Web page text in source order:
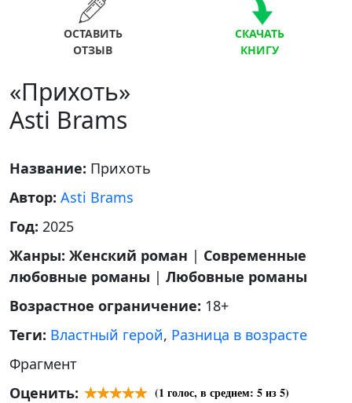
ОСТАВИТЬ
ОТЗЫВ
СКАЧАТЬ
КНИГУ
«Прихоть»
Asti Brams
Название: Прихоть
Автор: Asti Brams
Год: 2025
Жанры: Женский роман | Современные
любовные романы | Любовные романы
Возрастное ограничение: 18+
Теги: Властный герой, Разница в возрасте
Фрагмент
Оценить:
(1 голос, в среднем: 5из 5)